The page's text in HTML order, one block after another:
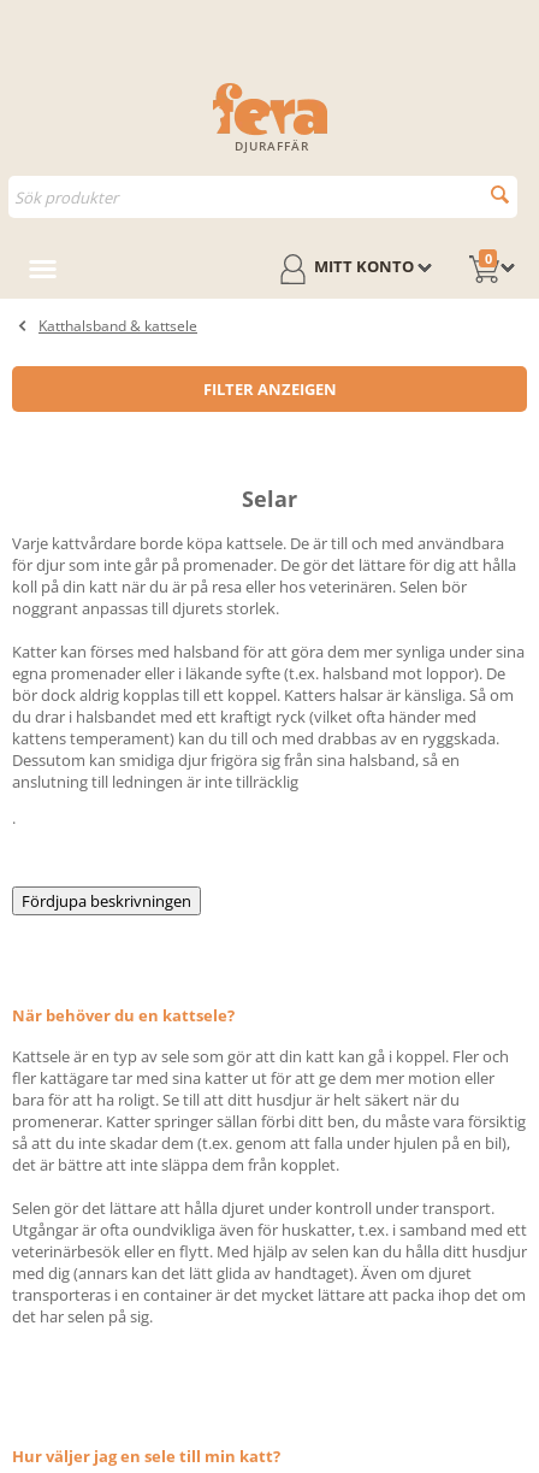
DJURAFFÄR
0
MITT KONTO
Katthalsband & kattsele
FILTER ANZEIGEN
Selar
Varje kattvårdare borde köpa kattsele. De är till och med användbara
för djur som inte går på promenader. De gör det lättare för dig att hålla
koll på din katt när du är på resa eller hos veterinären. Selen bör
noggrant anpassas till djurets storlek.
Katter kan förses med halsband för att göra dem mer synliga under sina
egna promenader eller i läkande syfte (t.ex. halsband mot loppor). De
bör dock aldrig kopplas till ett koppel. Katters halsar är känsliga. Så om
du drar i halsbandet med ett kraftigt ryck (vilket ofta händer med
kattens temperament) kan du till och med drabbas av en ryggskada.
Dessutom kan smidiga djur frigöra sig från sina halsband, så en
anslutning till ledningen är inte tillräcklig
.
Fördjupa beskrivningen
När behöver du en kattsele?
Kattsele är en typ av sele som gör att din katt kan gå i koppel. Fler och
fler kattägare tar med sina katter ut för att ge dem mer motion eller
bara för att ha roligt. Se till att ditt husdjur är helt säkert när du
promenerar. Katter springer sällan förbi ditt ben, du måste vara försiktig
så att du inte skadar dem (t.ex. genom att falla under hjulen på en bil),
det är bättre att inte släppa dem från kopplet.
Selen gör det lättare att hålla djuret under kontroll under transport.
Utgångar är ofta oundvikliga även för huskatter, t.ex. i samband med ett
veterinärbesök eller en flytt. Med hjälp av selen kan du hålla ditt husdjur
med dig (annars kan det lätt glida av handtaget). Även om djuret
transporteras i en container är det mycket lättare att packa ihop det om
det har selen på sig.
Hur väljer jag en sele till min katt?